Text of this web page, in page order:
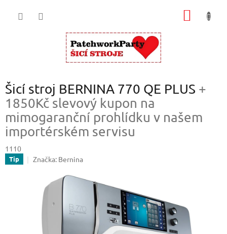
Šicí stroj BERNINA 770 QE PLUS +
1850Kč slevový kupon na
mimogaranční prohlídku v našem
importérském servisu
1110
Tip Značka: Bernina